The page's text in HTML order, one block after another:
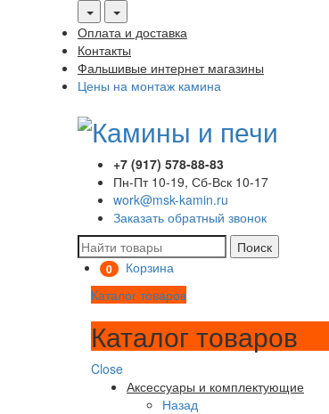
Оплата и доставка
Контакты
Фальшивые интернет магазины
Цены на монтаж камина
+7 (917) 578-88-83
Пн-Пт 10-19, Сб-Вск 10-17
work@msk-kamin.ru
Заказать обратный звонок
Поиск
0
Корзина
Каталог товаров
Каталог товаров
Close
Аксессуары и комплектующие
Назад